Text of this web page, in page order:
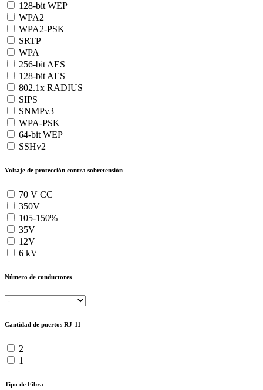
128-bit WEP
WPA2
WPA2-PSK
SRTP
WPA
256-bit AES
128-bit AES
802.1x RADIUS
SIPS
SNMPv3
WPA-PSK
64-bit WEP
SSHv2
Voltaje de protección contra sobretensión
70 V CC
350V
105-150%
35V
12V
6 kV
Número de conductores
Cantidad de puertos RJ-11
2
1
Tipo de Fibra